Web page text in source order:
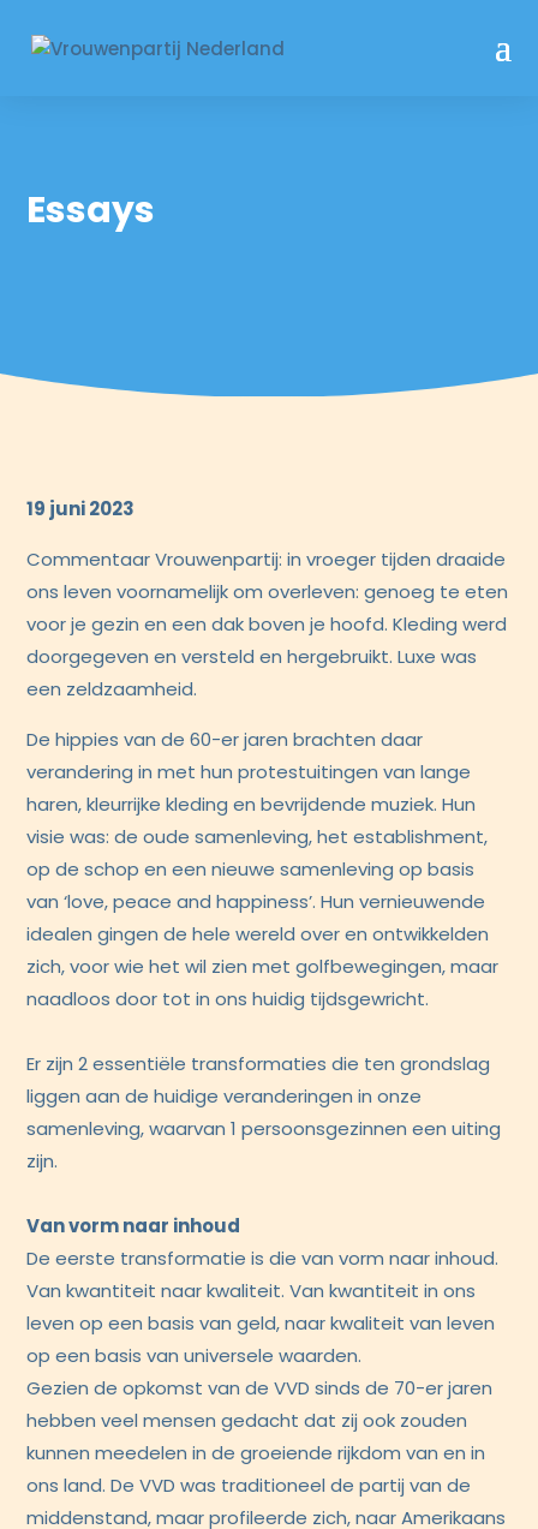
Essays
19 juni 2023
Commentaar Vrouwenpartij: in vroeger tijden draaide
ons leven voornamelijk om overleven: genoeg te eten
voor je gezin en een dak boven je hoofd. Kleding werd
doorgegeven en versteld en hergebruikt. Luxe was
een zeldzaamheid.
De hippies van de 60-er jaren brachten daar
verandering in met hun protestuitingen van lange
haren, kleurrijke kleding en bevrijdende muziek. Hun
visie was: de oude samenleving, het establishment,
op de schop en een nieuwe samenleving op basis
van ‘love, peace and happiness’. Hun vernieuwende
idealen gingen de hele wereld over en ontwikkelden
zich, voor wie het wil zien met golfbewegingen, maar
naadloos door tot in ons huidig tijdsgewricht.
Er zijn 2 essentiële transformaties die ten grondslag
liggen aan de huidige veranderingen in onze
samenleving, waarvan 1 persoonsgezinnen een uiting
zijn.
Van vorm naar inhoud
De eerste transformatie is die van vorm naar inhoud.
Van kwantiteit naar kwaliteit. Van kwantiteit in ons
leven op een basis van geld, naar kwaliteit van leven
op een basis van universele waarden.
Gezien de opkomst van de VVD sinds de 70-er jaren
hebben veel mensen gedacht dat zij ook zouden
kunnen meedelen in de groeiende rijkdom van en in
ons land. De VVD was traditioneel de partij van de
middenstand, maar profileerde zich, naar Amerikaans